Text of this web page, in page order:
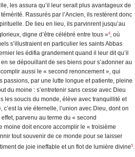
les assura qu’il leur serait plus avantageux de
Rassurés par l’Ancien, ils restèrent donc
De lieu en lieu, ils parvinrent jusqu’au
digne d’être célébré entre tous »4, où
s’illustraient en particulier les saints Abbas
les édifia grandement quand il leur dit qu’il
se dépouillant de ses biens pour s’adonner au
aussi le « second renoncement », qui
passions, par une lutte longue et patiente, pleine
du moine : s’entretenir sans cesse avec Dieu
les soucis du monde, élève avec tranquillité et
la vie éternelle, l’union avec Dieu, dont on
parvenu au terme du « second
moine doit encore accomplir le « troisième
tout souvenir de ce monde pour se laisser
de joie ineffable et un flot de lumière divine5.